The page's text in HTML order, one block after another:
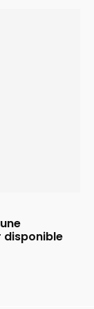
disponible